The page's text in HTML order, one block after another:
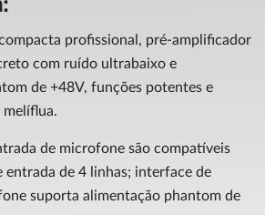
profissional, pré-amplificador
com ruído ultrabaixo e
de +48V, funções potentes e
melíflua.
de microfone são compatíveis
entrada de 4 linhas; interface de
suporta alimentação phantom de